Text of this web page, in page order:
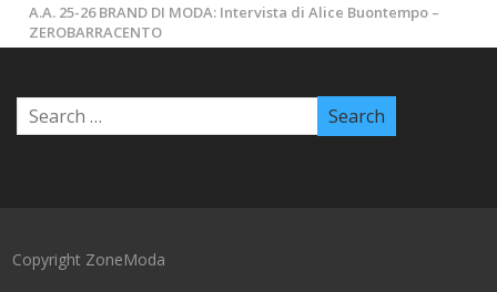
A.A. 25-26 BRAND DI MODA: Intervista di Alice Buontempo –
ZEROBARRACENTO
Copyright ZoneModa